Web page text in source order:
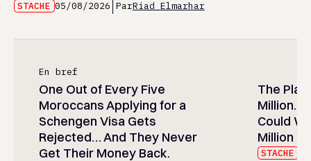
STACHE 05/08/2026 ParRiad Elmarhar
En bref
One Out of Every Five
Moroccans Applying for a
Schengen Visa Gets
Rejected… And They Never
Get Their Money Back.
The
Million…
Could
Million
STACHE